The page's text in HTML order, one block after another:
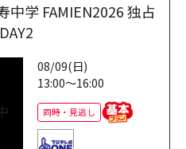
中学 FAMIEN2026 独占
08/09(日)
13:00～16:00
同時・見逃し